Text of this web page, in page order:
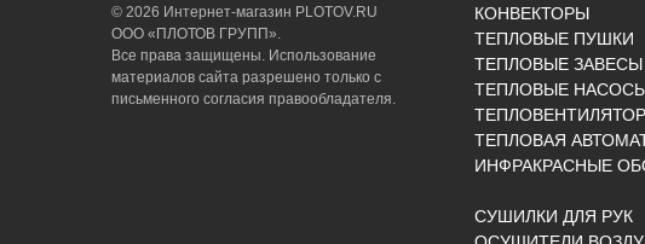
© 2026 Интернет-магазин PLOTOV.RU
ООО «ПЛОТОВ ГРУПП».
Все права защищены. Использование
материалов сайта разрешено только с
письменного согласия правообладателя.
КОНВЕКТОРЫ
ТЕПЛОВЫЕ ПУШКИ
ТЕПЛОВЫЕ ЗАВЕСЫ
ТЕПЛОВЫЕ
ТЕПЛОВАЯ
ИНФРАКРАСНЫЕ
СУШИЛКИ ДЛЯ РУК